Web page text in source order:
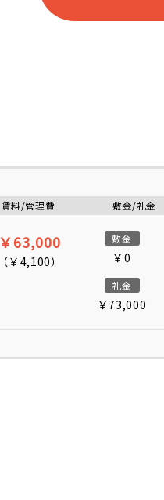
賃料/管理費 敷金/礼金
￥63,000
（￥4,100）
敷金
￥0
礼金
￥73,000